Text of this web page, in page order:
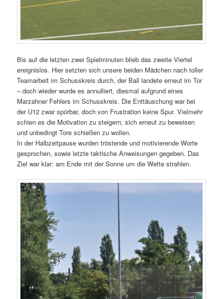
Bis auf die letzten zwei Spielminuten blieb das zweite Viertel
ereignislos. Hier setzten sich unsere beiden Mädchen nach toller
Teamarbeit im Schusskreis durch, der Ball landete erneut im Tor
– doch wieder wurde es annulliert, diesmal aufgrund eines
Marzahner Fehlers im Schusskreis. Die Enttäuschung war bei
der U12 zwar spürbar, doch von Frustration keine Spur. Vielmehr
schien es die Motivation zu steigern, sich erneut zu beweisen
und unbedingt Tore schießen zu wollen.
In der Halbzeitpause wurden tröstende und motivierende Worte
gesprochen, sowie letzte taktische Anweisungen gegeben. Das
Ziel war klar: am Ende mit der Sonne um die Wette strahlen.